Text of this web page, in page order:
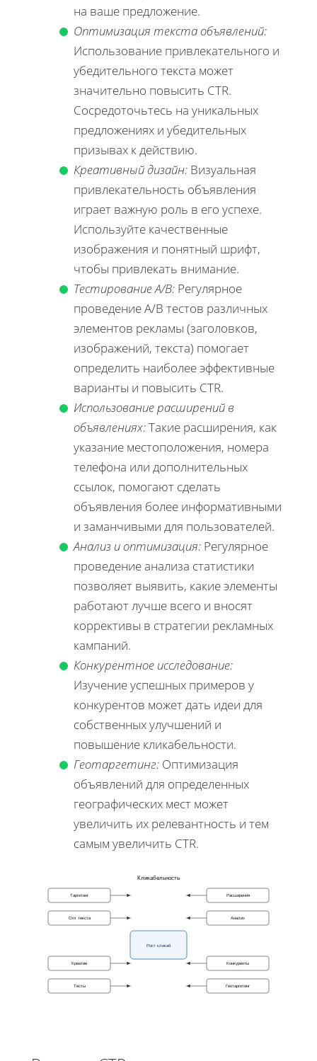
на ваше предложение.
Оптимизация текста объявлений:
Использование привлекательного и
убедительного текста может
значительно повысить CTR.
Сосредоточьтесь на уникальных
предложениях и убедительных
призывах к действию.
Креативный дизайн: Визуальная
привлекательность объявления
играет важную роль в его успехе.
Используйте качественные
изображения и понятный шрифт,
чтобы привлекать внимание.
Тестирование A/B: Регулярное
проведение A/B тестов различных
элементов рекламы (заголовков,
изображений, текста) помогает
определить наиболее эффективные
варианты и повысить CTR.
Использование расширений в
объявлениях:Такие расширения, как
указание местоположения, номера
телефона или дополнительных
ссылок, помогают сделать
объявления более информативными
и заманчивыми для пользователей.
Анализ и оптимизация: Регулярное
проведение анализа статистики
позволяет выявить, какие элементы
работают лучше всего и вносят
коррективы в стратегии рекламных
кампаний.
Конкурентное исследование:
Изучение успешных примеров у
конкурентов может дать идеи для
собственных улучшений и
повышение кликабельности.
Геотаргетинг: Оптимизация
объявлений для определенных
географических мест может
увеличить их релевантность и тем
самым увеличить CTR.
Кликабельность
Таргетинг
Опт текста
Креатив
Тесты
Расширения
Анализ
Конкуренты
Геотаргетинг
Рост кликаб